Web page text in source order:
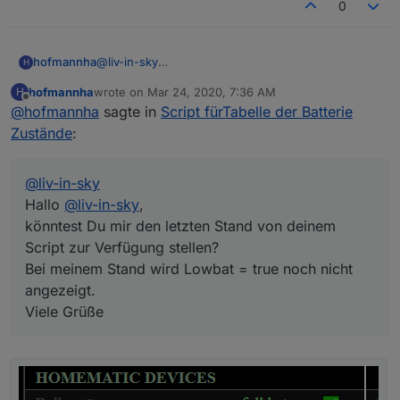
let dpMaterialWidgetTable="controll-
let
let dpAlarmMessage="controll-
let dpMaterialWidgetTable="controll-
0
H hofmannha@liv-in-sky
könntest Du mir den letzten Stand von deinem
Script zur Verfügung stellen?
H
Offline
hofmannhawrote on Mar 24, 2020, 7:36 AM
last edited by
@hofmannha sagte in Script fürTabelle der Batterie
Zustände:
@liv-in-sky
Hallo @liv-in-sky,
könntest Du mir den letzten Stand von deinem
Script zur Verfügung stellen?
Bei meinem Stand wird Lowbat = true noch nicht
angezeigt.
Viele Grüße